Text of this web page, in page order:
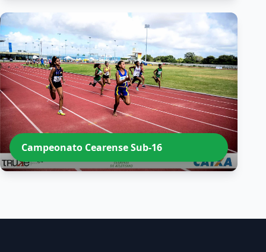
Campeonato Cearense Sub-16